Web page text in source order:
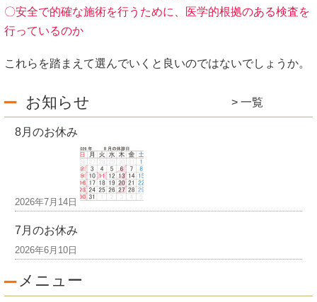
〇安全で的確な施術を行うために、医学的根拠のある検査を
行っているのか
これらを踏まえて選んでいくと良いのではないでしょうか。
お知らせ 一覧
8月のお休み
2026年7月14日
7月のお休み
2026年6月10日
メニュー